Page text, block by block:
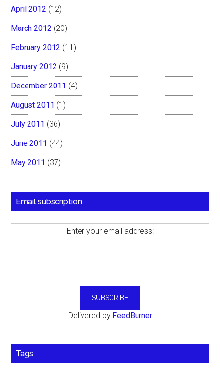
April 2012 (12)
March 2012 (20)
February 2012 (11)
January 2012 (9)
December 2011 (4)
August 2011 (1)
July 2011 (36)
June 2011 (44)
May 2011 (37)
Email subscription
Enter your email address:
Delivered by FeedBurner
Tags